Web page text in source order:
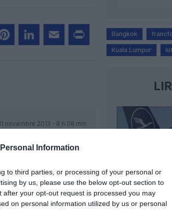
Information
to third parties, or processing of your personal or
by us, please use the below opt-out section to
your opt-out request is processed you may
on personal information utilized by us or personal
novembre 2013 - 8 h 08 min
11 novembre 2013 - 13 h 00 min
via CDG
seulement
Bangkok
Kuala Lumpur